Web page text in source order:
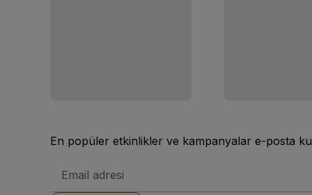
En popüler etkinlikler ve kampanyalar e-posta
posta